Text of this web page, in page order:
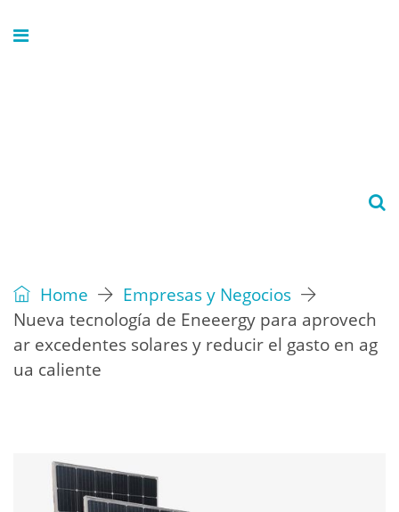
Home
Empresas y Negocios
Nueva tecnología de Eneeergy para aprovech
ar excedentes solares y reducir el gasto en ag
ua caliente